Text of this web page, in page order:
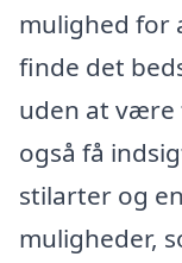
mulighed for
finde det
uden at være
også få
stilarter og
muligheder,